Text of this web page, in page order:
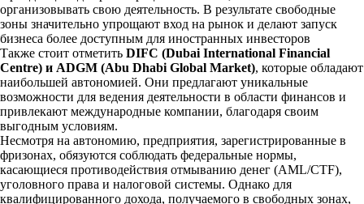
организовывать свою деятельность. В результате свободные
зоны значительно упрощают вход на рынок и делают запуск
бизнеса более доступным для иностранных инвесторов
Также стоит отметить DIFC (Dubai International Financial
Centre) и ADGM (Abu Dhabi Global Market), которые обладают
наибольшей автономией. Они предлагают уникальные
возможности для ведения деятельности в области финансов и
привлекают международные компании, благодаря своим
выгодным условиям.
Несмотря на автономию, предприятия, зарегистрированные в
фризонах, обязуются соблюдать федеральные нормы,
касающиеся противодействия отмыванию денег (AML/CTF),
уголовного права и налоговой системы. Однако для
квалифицированного дохода, получаемого в свободных зонах,